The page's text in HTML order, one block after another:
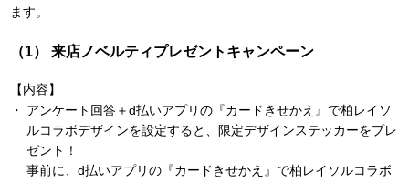
ます。
来店ノベルティプレゼントキャンペーン
【内容】
アンケート回答＋d払いアプリの『カードきせかえ』で柏レイソ
ルコラボデザインを設定すると、限定デザインステッカーをプレ
ゼント！
事前に、d払いアプリの『カードきせかえ』で柏レイソルコラボ